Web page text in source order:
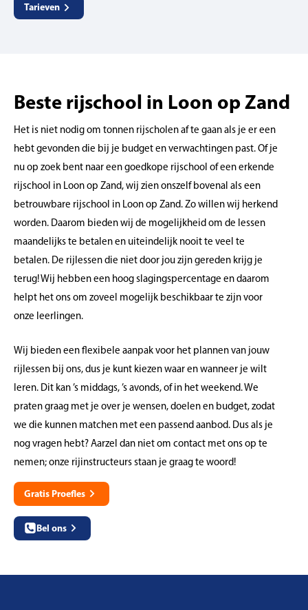
Tarieven
Beste rijschool in Loon op Zand
Het is niet nodig om tonnen rijscholen af te gaan als je er een
hebt gevonden die bij je budget en verwachtingen past. Of je
nu op zoek bent naar een goedkope rijschool of een erkende
rijschool in Loon op Zand, wij zien onszelf bovenal als een
betrouwbare rijschool in Loon op Zand. Zo willen wij herkend
worden. Daarom bieden wij de mogelijkheid om de lessen
maandelijks te betalen en uiteindelijk nooit te veel te
betalen. De rijlessen die niet door jou zijn gereden krijg je
terug! Wij hebben een hoog slagingspercentage en daarom
helpt het ons om zoveel mogelijk beschikbaar te zijn voor
onze leerlingen.
Wij bieden een flexibele aanpak voor het plannen van jouw
rijlessen bij ons, dus je kunt kiezen waar en wanneer je wilt
leren. Dit kan ’s middags, ’s avonds, of in het weekend. We
praten graag met je over je wensen, doelen en budget, zodat
we die kunnen matchen met een passend aanbod. Dus als je
nog vragen hebt? Aarzel dan niet om contact met ons op te
nemen; onze rijinstructeurs staan je graag te woord!
Gratis Proefles
Bel ons